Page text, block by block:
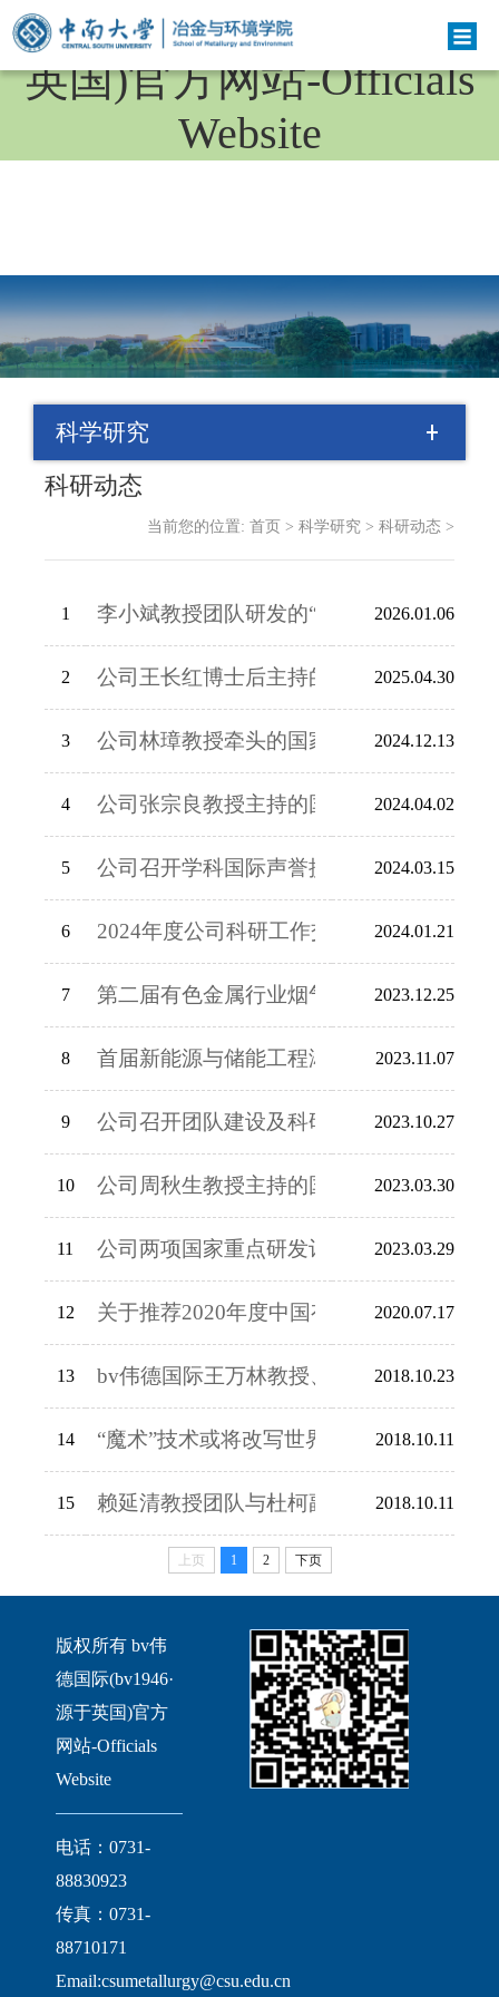
bv伟德国际(bv1946·源于
英国)官方网站-Officials
Website
科学研究
科研动态
当前您的位置: 首页 > 科学研究 > 科研动态 >
1 李小斌教授团队研发的“近平衡冶金生产
2026.01.06
2 公司王长红博士后主持的“澳洲国际碳捕集
2025.04.30
3 公司林璋教授牵头的国家自然科学基金重
2024.12.13
4 公司张宗良教授主持的国家重点研发计划
2024.04.02
5 公司召开学科国际声誉提升工作推进会
2024.03.15
6 2024年度公司科研工作交流会成功举行
2024.01.21
7 第二届有色金属行业烟气高效治理与绿色
2023.12.25
8 首届新能源与储能工程湘江国际论坛暨电
2023.11.07
9 公司召开团队建设及科研工作推进会
2023.10.27
10 公司周秋生教授主持的国家重点研发计划
2023.03.30
11 公司两项国家重点研发计划项目同日启动
2023.03.29
12 关于推荐2020年度中国有色金属工业科学
2020.07.17
13 bv伟德国际王万林教授、张海辉博士获
2018.10.23
14 “魔术”技术或将改写世界锂产能：它让企
2018.10.11
15 赖延清教授团队与杜柯副教授团队再创专
2018.10.11
上页 1 2 下页
版权所有 bv伟
德国际(bv1946·
源于英国)官方
网站-Officials
Website
电话：0731-
88830923
传真：0731-
88710171
Email:csumetallurgy@csu.edu.cn